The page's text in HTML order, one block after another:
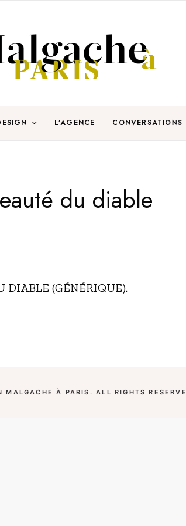
L’AGENCE CONVERSATIONS
du diable
DIABLE (GÉNÉRIQUE).
MALGACHE À PARIS. ALL RIGHTS